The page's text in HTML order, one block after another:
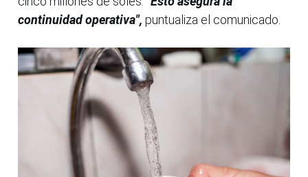
continuidad operativa", puntualiza el comunicado.